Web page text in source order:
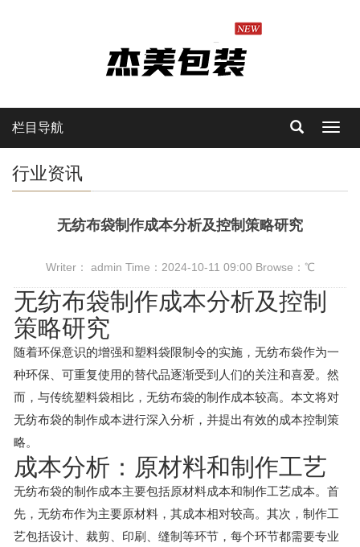
栏目导航
行业资讯
无纺布袋制作成本分析及控制策略研究
Writer： admin Time：2024-10-11 09:00 Browse： ℃
无纺布袋制作成本分析及控制
策略研究
随着环保意识的增强和塑料袋限制令的实施，无纺布袋作为一
种环保、可重复使用的替代品逐渐受到人们的关注和喜爱。然
而，与传统塑料袋相比，无纺布袋的制作成本较高。本文将对
无纺布袋的制作成本进行深入分析，并提出有效的成本控制策
略。
成本分析：原材料和制作工艺
无纺布袋的制作成本主要包括原材料成本和制作工艺成本。首
先，无纺布作为主要原材料，其成本相对较高。其次，制作工
艺包括设计、裁剪、印刷、缝制等环节，每个环节都需要专业